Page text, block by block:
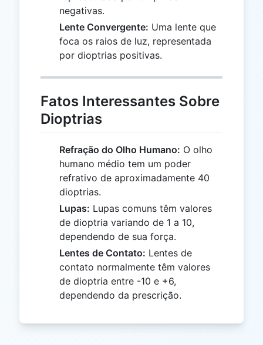
negativas.
Lente Convergente: Uma lente que
foca os raios de luz, representada
por dioptrias positivas.
Fatos Interessantes Sobre
Dioptrias
Refração do Olho Humano: O olho
humano médio tem um poder
refrativo de aproximadamente 40
dioptrias.
Lupas: Lupas comuns têm valores
de dioptria variando de 1 a 10,
dependendo de sua força.
Lentes de Contato: Lentes de
contato normalmente têm valores
de dioptria entre -10 e +6,
dependendo da prescrição.